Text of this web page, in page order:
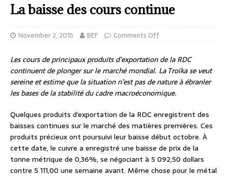
La baisse des cours continue
November 2, 2015 BEF Comments Off
Les cours de principaux produits d’exportation de la RDC
continuent de plonger sur le marché mondial. La Troïka se veut
sereine et estime que la situation n’est pas de nature à ébranler
les bases de la stabilité du cadre macroéconomique.
Quelques produits d’exportation de la RDC enregistrent des
baisses continues sur le marché des matières premières. Ces
produits précieux ont poursuivi leur baisse début octobre. À
cette date, le cuivre a enregistré une baisse de prix de la
tonne métrique de 0,36%, se négociant à 5 092,50 dollars
contre 5 111,00 une semaine avant. Même chose pour le métal